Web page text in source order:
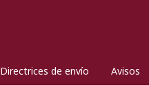
Directrices de envío Avisos